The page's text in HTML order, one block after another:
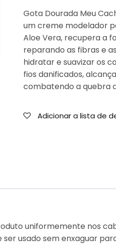
Perfeito
Creme
de
Pentear
Óleo
de
Babosa
Gota Dourada Meu
um creme modelador
Aloe Vera, recupera a
reparando as fibras e
hidratar e suavizar os
fios danificados,
combatendo a quebra
Adicionar a lista de
uniformemente nos
usado sem enxaguar